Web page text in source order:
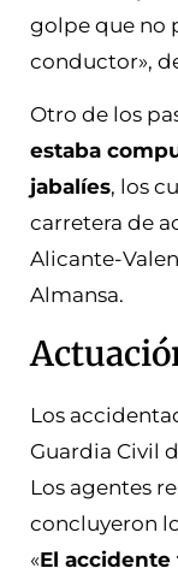
golpe que no
conductor»,
Otro de los
estaba
jabalíes, los
carretera de
Alicante-
Almansa.
Los
Guardia Civil
Los agentes
concluyeron
«El